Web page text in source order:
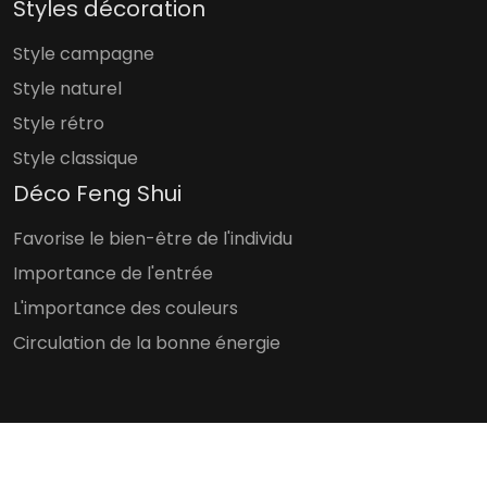
Styles décoration
Style campagne
Style naturel
Style rétro
Style classique
Déco Feng Shui
Favorise le bien-être de l'individu
Importance de l'entrée
L'importance des couleurs
Circulation de la bonne énergie